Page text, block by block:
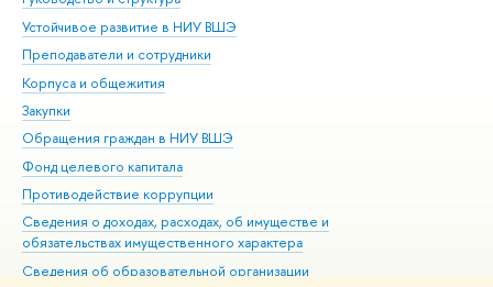
Устойчивое развитие в НИУ ВШЭ
Преподаватели и сотрудники
Корпуса и общежития
Закупки
Обращения граждан в НИУ ВШЭ
Фонд целевого капитала
Противодействие коррупции
Сведения о доходах, расходах, об имуществе и
обязательствах имущественного характера
Сведения об образовательной организации